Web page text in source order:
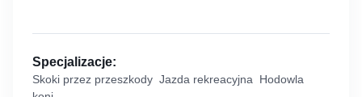
Specjalizacje:
Skoki przez przeszkody Jazda rekreacyjna Hodowla